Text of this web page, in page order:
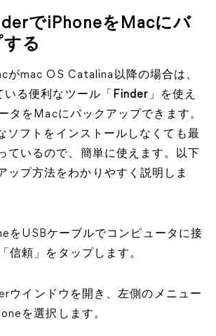
でiPhoneをMacにバ
る
がmac OS Catalina以降の場合は、
る便利なツール「
Finder 」を使え
タをMacにバックアップできます。
ソフトをインストールしなくても最
ているので、簡単に使えます。以下
ップ方法をわかりやすく説明しま
をUSBケーブルでコンピュータに接
信頼」をタップします。
ウインドウを開き、左側のメニュー
を選択します。